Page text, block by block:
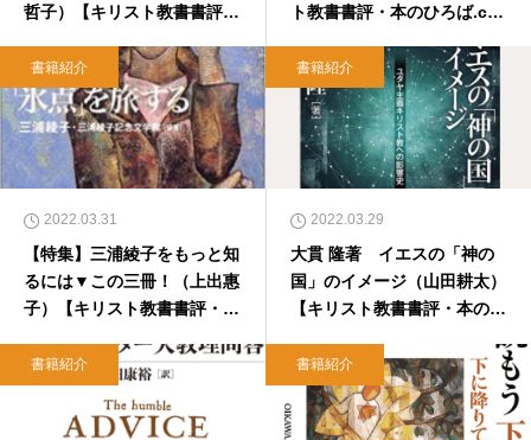
哲子）【キリスト教書書評・
ト教書書評・本のひろば.co
書籍紹介
2022.03.31
【特集】三浦綾子をもっと知
るには▼この三冊！（上出惠
子）【キリスト教書書評・本
書籍紹介
2022.03.29
大貫 隆著 イエスの「神の
国」のイメージ（山田耕太）
【キリスト教書書評・本のひ
書籍紹介 書籍紹介